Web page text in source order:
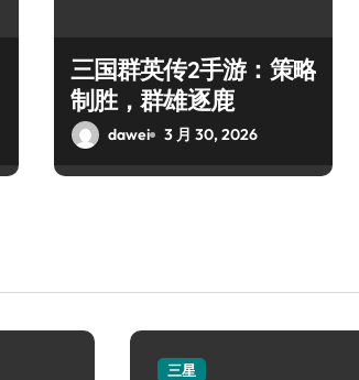
三国群英传2手游：策略
制胜，群雄逐鹿
dawei 3 月 30, 2026
三星